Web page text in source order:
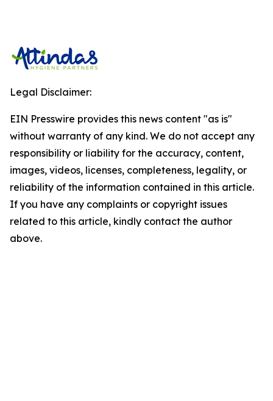
Legal Disclaimer:
EIN Presswire provides this news content "as is"
without warranty of any kind. We do not accept any
responsibility or liability for the accuracy, content,
images, videos, licenses, completeness, legality, or
reliability of the information contained in this article.
If you have any complaints or copyright issues
related to this article, kindly contact the author
above.